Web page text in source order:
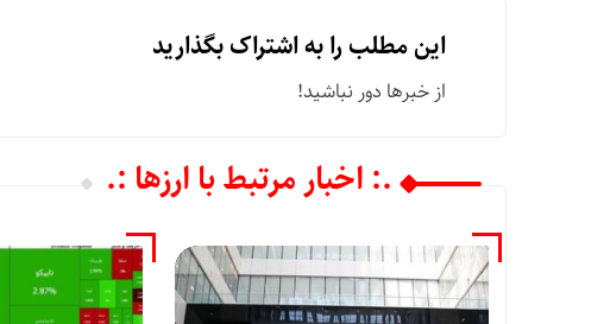
این مطلب را به اشتراک بگذارید
از خبرها دور نباشید!
.: اخبار مرتبط با ارزها :.